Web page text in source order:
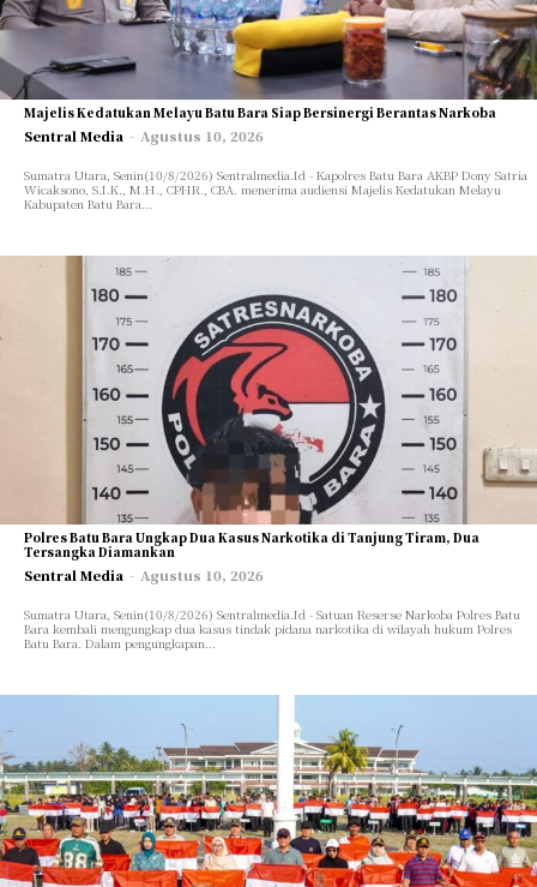
OPINI/ESAI
ARTIKEL/FEATURE
INVESTIGASI
GAYA HIDUP
OLAHRAGA
OPINI/ESAI
ARTIKEL/FEATURE
INVESTIGASI
GAYA HIDUP
OLAHRAGA
Majelis Kedatukan Melayu Batu Bara Siap Bersinergi Berantas Narkoba
Sentral Media - Agustus 10, 2026
Sumatra Utara, Senin(10/8/2026) Sentralmedia.Id - Kapolres Batu Bara AKBP Dony Satria
Wicaksono, S.I.K., M.H., CPHR., CBA. menerima audiensi Majelis Kedatukan Melayu
Kabupaten Batu Bara...
Polres Batu Bara Ungkap Dua Kasus Narkotika di Tanjung Tiram, Dua
Tersangka Diamankan
Sentral Media - Agustus 10, 2026
Sumatra Utara, Senin(10/8/2026) Sentralmedia.Id - Satuan Reserse Narkoba Polres Batu
Bara kembali mengungkap dua kasus tindak pidana narkotika di wilayah hukum Polres
Batu Bara. Dalam pengungkapan...